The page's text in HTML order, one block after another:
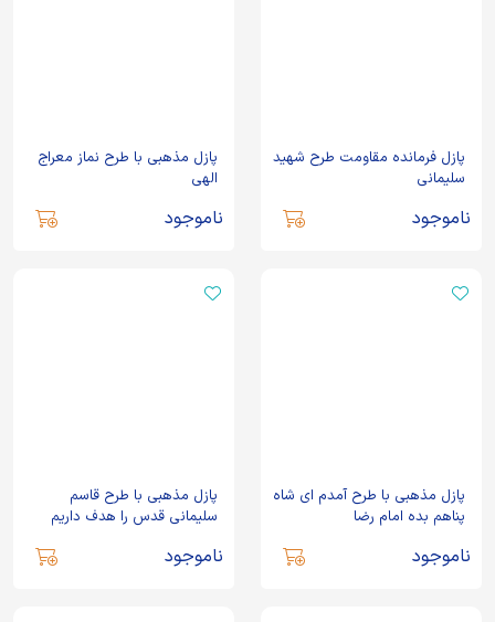
پازل فرمانده مقاومت طرح شهید
سلیمانی
ناموجود
پازل مذهبی با طرح نماز معراج
الهی
ناموجود
پازل مذهبی با طرح آمدم ای شاه
پناهم بده امام رضا
ناموجود
پازل مذهبی با طرح قاسم
سلیمانی قدس را هدف داریم
ناموجود